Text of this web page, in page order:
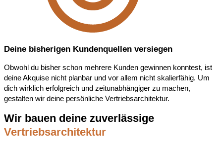
Deine bisherigen Kundenquellen versiegen
Obwohl du bisher schon mehrere Kunden gewinnen konntest, ist
deine Akquise nicht planbar und vor allem nicht skalierfähig. Um
dich wirklich erfolgreich und zeitunabhängiger zu machen,
gestalten wir deine persönliche Vertriebsarchitektur.
Wir bauen deine zuverlässige
Vertriebsarchitektur